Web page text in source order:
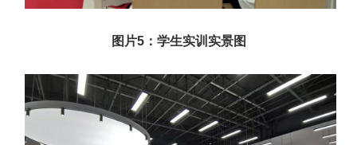
图片5：学生实训实景图